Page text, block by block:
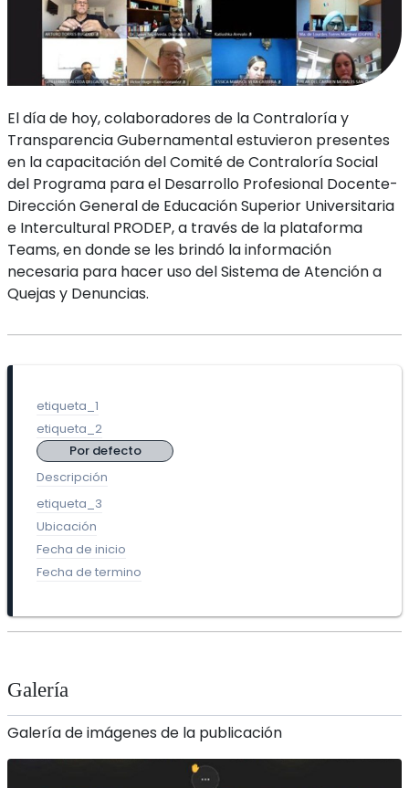
El día de hoy, colaboradores de la Contraloría y
Transparencia Gubernamental estuvieron presentes
en la capacitación del Comité de Contraloría Social
del Programa para el Desarrollo Profesional Docente-
Dirección General de Educación Superior Universitaria
e Intercultural PRODEP, a través de la plataforma
Teams, en donde se les brindó la información
necesaria para hacer uso del Sistema de Atención a
Quejas y Denuncias.
etiqueta_1
etiqueta_2
Por defecto
Descripción
etiqueta_3
Ubicación
Fecha de inicio
Fecha de termino
Galería
Galería de imágenes de la publicación